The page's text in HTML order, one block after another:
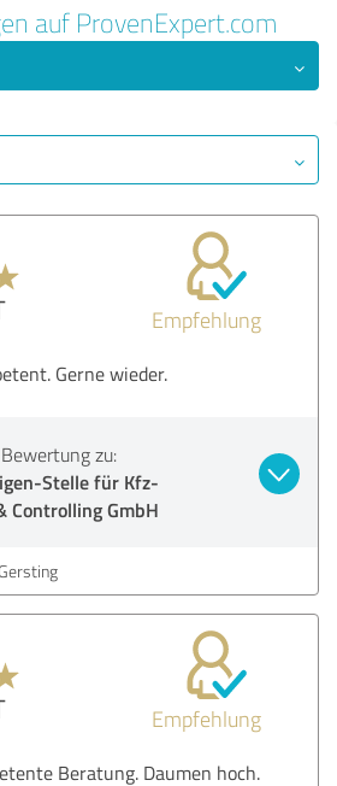
auf ProvenExpert.com
Empfehlung
Gerne wieder.
zu:
Stelle für Kfz-
Controlling GmbH
Empfehlung
Beratung. Daumen hoch.